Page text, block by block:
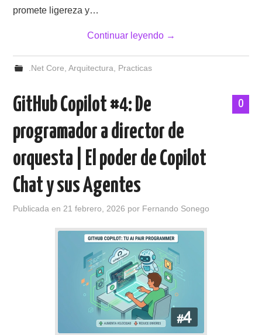
promete ligereza y…
Continuar leyendo →
.Net Core, Arquitectura, Practicas
0
GitHub Copilot #4: De
programador a director de
orquesta | El poder de Copilot
Chat y sus Agentes
Publicada en21 febrero, 2026 por Fernando Sonego